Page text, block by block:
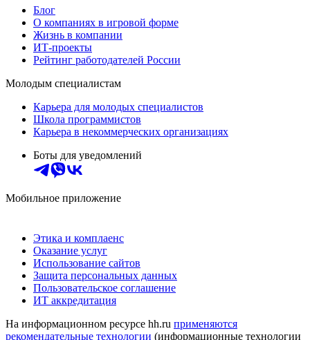
Блог
О компаниях в игровой форме
Жизнь в компании
ИТ-проекты
Рейтинг работодателей России
Молодым специалистам
Карьера для молодых специалистов
Школа программистов
Карьера в некоммерческих организациях
Боты для уведомлений
Мобильное приложение
Этика и комплаенс
Оказание услуг
Использование сайтов
Защита персональных данных
Пользовательское соглашение
ИТ аккредитация
На информационном ресурсе hh.ru применяются
рекомендательные технологии (информационные технологии